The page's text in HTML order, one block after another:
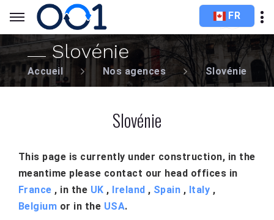
FR
Slovénie
Accueil Nos agences Slovénie
Slovénie
This page is currently under construction, in the
meantime please contact our head offices in
France , in the UK , Ireland , Spain , Italy ,
Belgium or in the USA.